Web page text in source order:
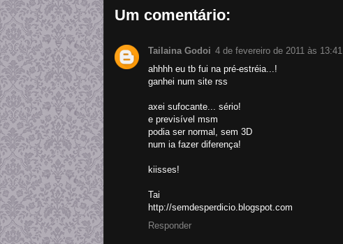
Um comentário:
Tailaina Godoi 4 de fevereiro de 2011 às 13:41
ahhhh eu tb fui na pré-estréia...!
ganhei num site rss
axei sufocante... sério!
e previsível msm
podia ser normal, sem 3D
num ia fazer diferença!
kiisses!
Tai
http://semdesperdicio.blogspot.com
Responder